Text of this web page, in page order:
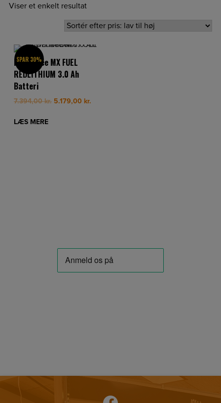
Viser et enkelt resultat
SPAR 30%
Milwaukee MX FUEL
REDLITHIUM 3.0 Ah
Batteri
7.394,00kr. Original
5.179,00 kr.Current
LÆS MERE